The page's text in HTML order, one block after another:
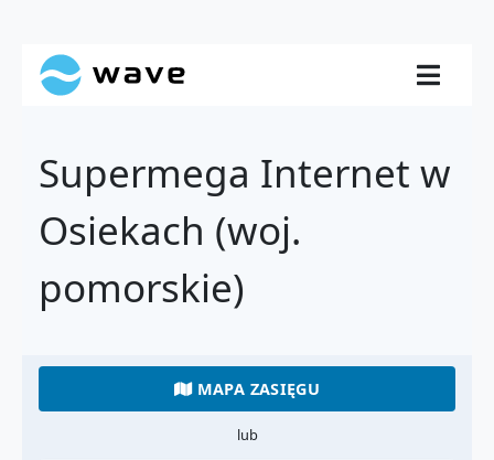
Supermega Internet w
Osiekach (woj.
pomorskie)
MAPA ZASIĘGU
lub